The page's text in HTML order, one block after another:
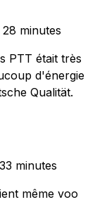
minutes
PTT était très
d'énergie
Qualität.
minutes
même voo